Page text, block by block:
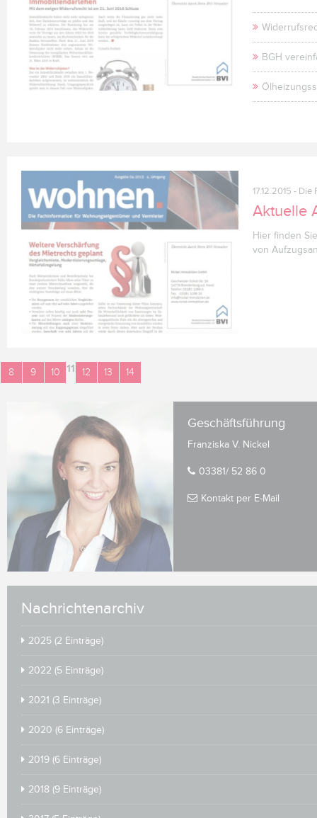
BGH
17.12.2015 - Die
Aktuelle
Hier finden
von
8 9 10 11 12 13 14
Geschäftsführung
Franziska V. Nickel
03381/ 52 86 0
Kontakt per E-Mail
Nachrichtenarchiv
2025 (2 Einträge)
2022 (5 Einträge)
2021 (3 Einträge)
2020 (6 Einträge)
2019 (6 Einträge)
2018 (9 Einträge)